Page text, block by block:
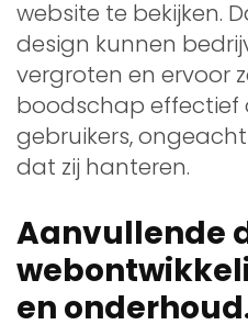
website te bekijken.
design kunnen
vergroten en ervoor
boodschap effectief
gebruikers,
dat zij hanteren.
Aanvullende
en